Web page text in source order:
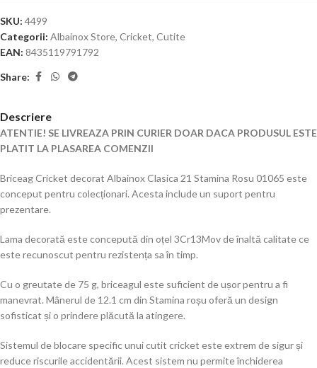
SKU: 4499
Categorii: Albainox Store, Cricket, Cutite
EAN: 8435119791792
Share:
Descriere
ATENTIE! SE LIVREAZA PRIN CURIER DOAR DACA PRODUSUL ESTE
PLATIT LA PLASAREA COMENZII
Briceag Cricket decorat Albainox Clasica 21 Stamina Rosu 01065 este
conceput pentru colecționari. Acesta include un suport pentru
prezentare.
Lama decorată este concepută din oțel 3Cr13Mov de înaltă calitate ce
este recunoscut pentru rezistența sa în timp.
Cu o greutate de 75 g, briceagul este suficient de ușor pentru a fi
manevrat. Mânerul de 12.1 cm din Stamina roșu oferă un design
sofisticat și o prindere plăcută la atingere.
Sistemul de blocare specific unui cutit cricket este extrem de sigur și
reduce riscurile accidentării. Acest sistem nu permite închiderea